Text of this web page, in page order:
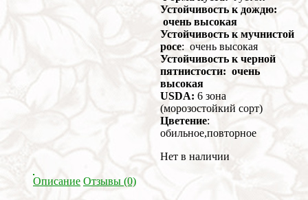
Устойчивость к дождю:
очень высокая
Устойчивость к мучнистой
росе: очень высокая
Устойчивость к черной
пятнистости: очень
высокая
USDA: 6 зона
(морозостойкий сорт)
Цветение:
обильное,повторное
Нет в наличии
Описание Отзывы (0)